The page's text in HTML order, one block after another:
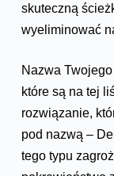
skuteczną
wyeliminować
Nazwa
które są na tej
rozwiązanie,
pod nazwą –
tego typu